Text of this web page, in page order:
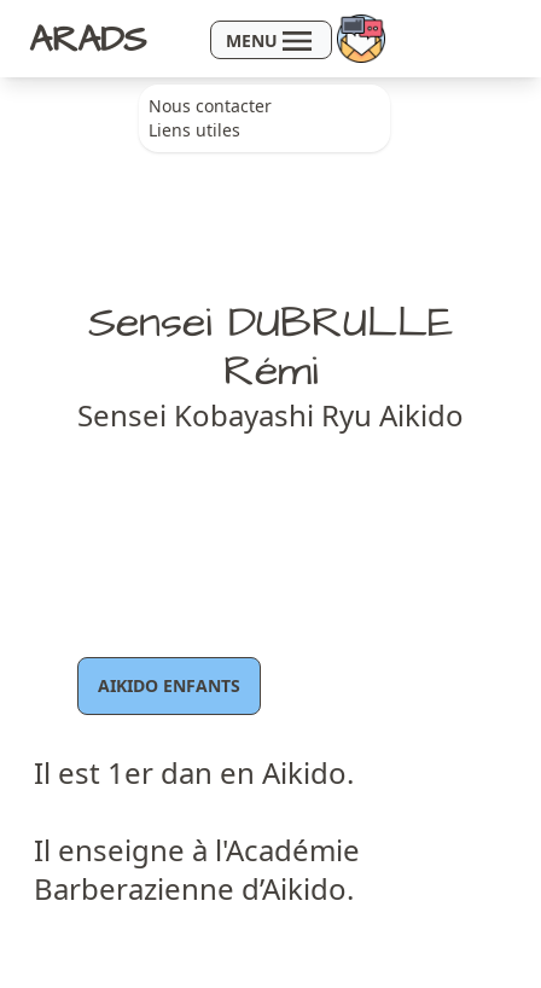
ARADS MENU
Nous contacter
Liens utiles
Sensei DUBRULLE
Rémi
Sensei Kobayashi Ryu Aikido
AIKIDO ENFANTS
Il est 1er dan en Aikido.
Il enseigne à l'Académie
Barberazienne d’Aikido.